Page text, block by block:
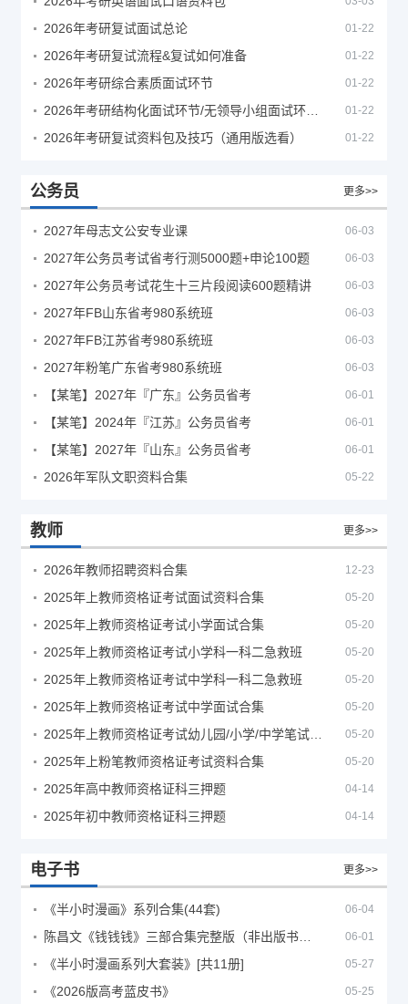
2026年考研复试面试总论 01-22
2026年考研复试流程&复试如何准备 01-22
2026年考研综合素质面试环节 01-22
01-22
2026年考研复试资料包及技巧（通用版选看） 01-22
公务员 更多>>
2027年母志文公安专业课 06-03
2027年公务员考试省考行测5000题+申论100题 06-03
2027年公务员考试花生十三片段阅读600题精讲 06-03
2027年FB山东省考980系统班 06-03
2027年FB江苏省考980系统班 06-03
2027年粉笔广东省考980系统班 06-03
【某笔】2027年『广东』公务员省考 06-01
【某笔】2024年『江苏』公务员省考 06-01
【某笔】2027年『山东』公务员省考 06-01
2026年军队文职资料合集 05-22
教师 更多>>
2026年教师招聘资料合集 12-23
2025年上教师资格证考试面试资料合集 05-20
2025年上教师资格证考试小学面试合集 05-20
2025年上教师资格证考试小学科一科二急救班 05-20
2025年上教师资格证考试中学科一科二急救班 05-20
2025年上教师资格证考试中学面试合集 05-20
05-20
2025年上粉笔教师资格证考试资料合集 05-20
2025年高中教师资格证科三押题 04-14
2025年初中教师资格证科三押题 04-14
电子书 更多>>
《半小时漫画》系列合集(44套) 06-04
06-01
《半小时漫画系列大套装》[共11册] 05-27
《2026版高考蓝皮书》 05-25